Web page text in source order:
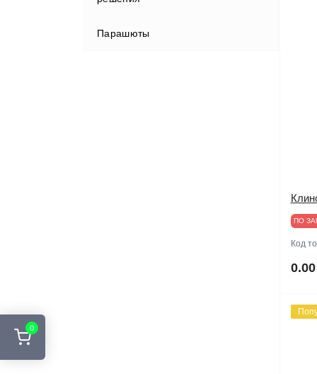
0
Парашюты
ПО
Код